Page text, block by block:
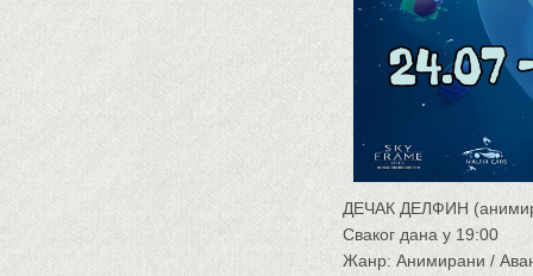
ДЕЧАК ДЕЛФИН
Сваког дана у 19:00
Жанр: Анимирани /